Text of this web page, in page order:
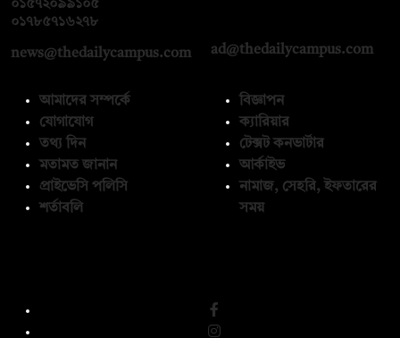
০১৫৭২০৯৯১০৫
০১৭৮৫৭১৬২৭৮
news@thedailycampus.com ad@thedailycampus.com
আমাদের সম্পর্কে
যোগাযোগ
তথ্য দিন
মতামত জানান
প্রাইভেসি পলিসি
শর্তাবলি
বিজ্ঞাপন
ক্যারিয়ার
টেক্সট কনভার্টার
আর্কাইভ
নামাজ, সেহরি, ইফতারের
সময়